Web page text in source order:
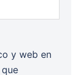
y web en